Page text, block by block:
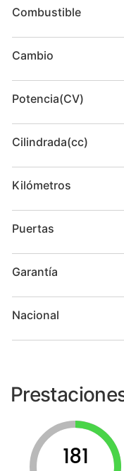
Combustible
Cambio
Potencia(CV)
Cilindrada(cc)
Kilómetros
Puertas
Garantía
Nacional
181